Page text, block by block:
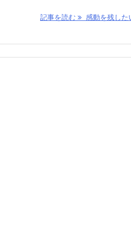
記事を読む 感動を残した